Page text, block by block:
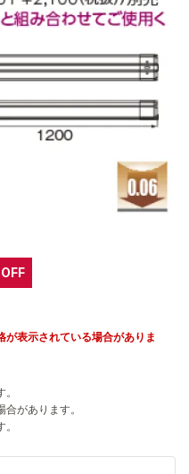
が表示されている場合がありま
があります。